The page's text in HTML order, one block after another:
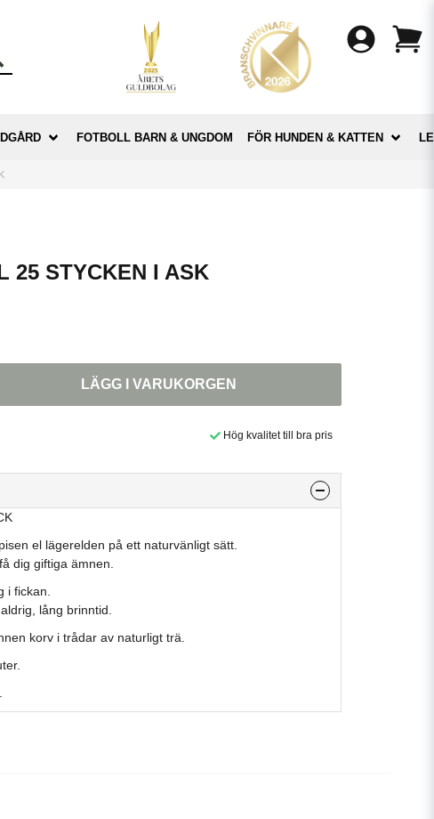
FOTBOLL BARN & UNGDOM FÖR HUNDEN & KATTEN
25 STYCKEN I ASK
LÄGG I VARUKORGEN
Hög kvalitet till bra pris
el lägerelden på ett naturvänligt sätt.
dig giftiga ämnen.
i fickan.
lång brinntid.
korv i trådar av naturligt trä.